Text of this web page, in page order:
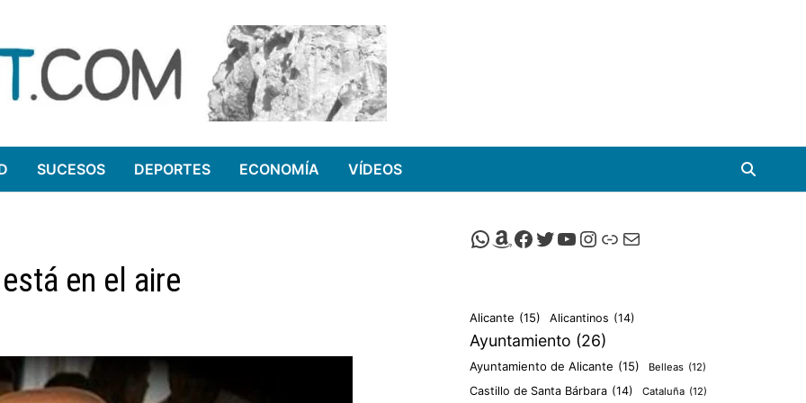
SUCESOS DEPORTES ECONOMÍA VÍDEOS
en el aire
Canal de Whatsapp de Viscalacant
Comprar en Amazon
Facebook de Viscalacant
Twitter de Viscalacant
Canal de Youtube de Viscalacant
Instagram de Viscalacant
Viscalacant en Polkaverse
Correo electrónico
Alicante (15) Alicantinos (14)
Ayuntamiento (26)
Ayuntamiento de Alicante (15) Belleas (12)
Castillo de Santa Bárbara (14) Cataluña (12)